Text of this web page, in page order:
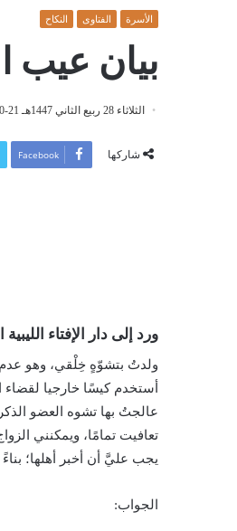
الأسرة الفتاوى النكاح
بيان عيب
الثلاثاء 28 ربيع الثاني 1447هـ 21-10-2025م
شاركها Facebook
ورد إلى دار الإفتاء
ولدتُ بتشوّهٍ خِلْقي، وهو
أستخدم كيسًا خارجيا
عالجتُ بها تشوه العضو
تعافيت تمامًا، ويمكنني
يجب عليَّ أن أخبر أهلها؛
الجواب: